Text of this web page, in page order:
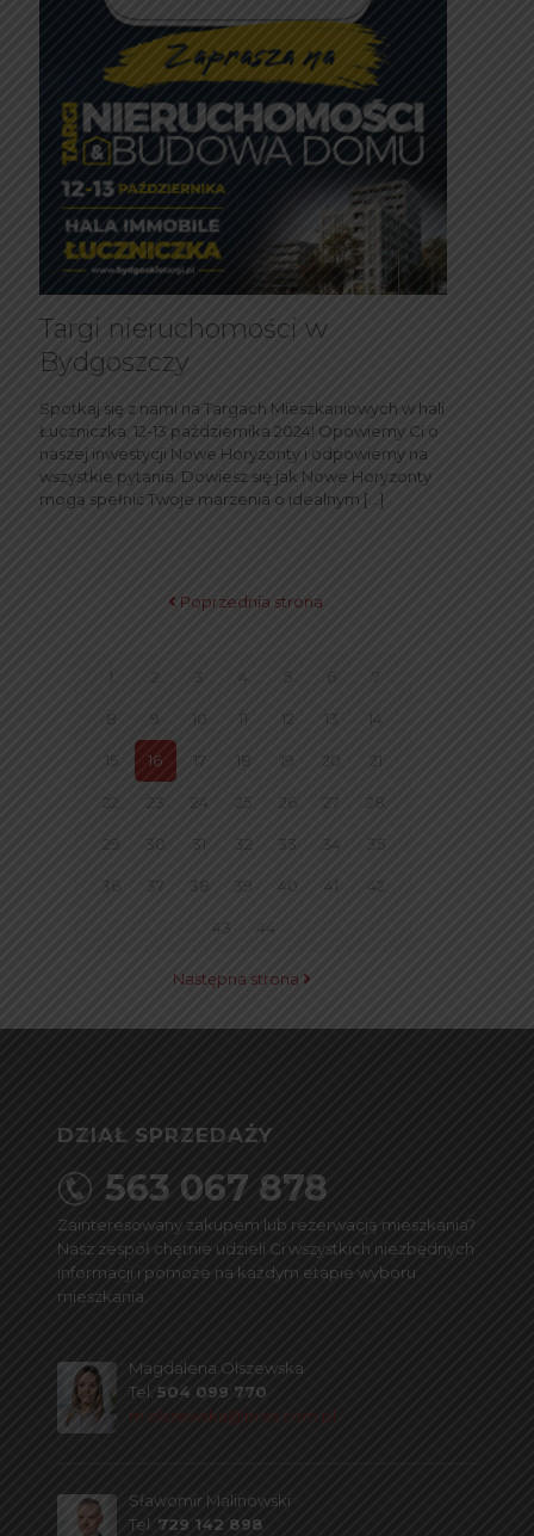
Targi nieruchomości w
Bydgoszczy
Spotkaj się z nami na Targach Mieszkaniowych w hali
Łuczniczka, 12-13 października 2024! Opowiemy Ci o
naszej inwestycji Nowe Horyzonty i odpowiemy na
wszystkie pytania. Dowiesz się jak Nowe Horyzonty
mogą spełnić Twoje marzenia o idealnym […]
Poprzednia strona
1 2 3 4 5 6 7
8 9 10 11 12 13 14
15 16 17 18 19 20 21
22 23 24 25 26 27 28
29 30 31 32 33 34 35
36 37 38 39 40 41 42
43 44
Następna strona
DZIAŁ SPRZEDAŻY
563 067 878
Zainteresowany zakupem lub rezerwacją mieszkania?
Nasz zespół chętnie udzieli Ci wszystkich niezbędnych
informacji i pomoże na każdym etapie wyboru
mieszkania.
Magdalena Olszewska
Tel. 504 099 770
m.olszewska@pres.com.pl
Sławomir Malinowski
Tel. 729 142 898